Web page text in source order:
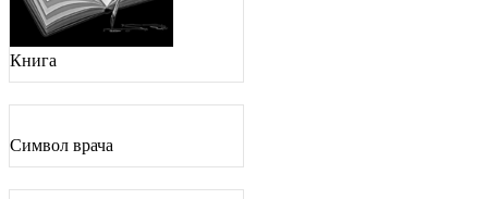
Книга
Символ врача